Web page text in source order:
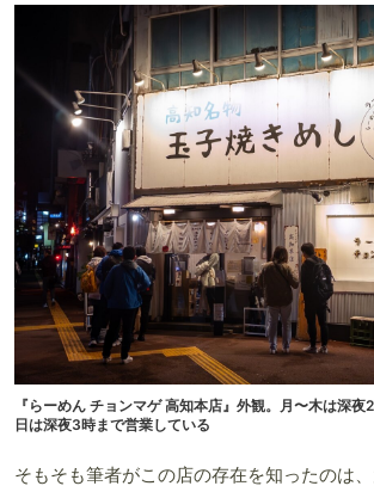
『らーめん チョンマゲ 高知本店』外観。月〜木は深
日は深夜3時まで営業している
そもそも筆者がこの店の存在を知ったのは